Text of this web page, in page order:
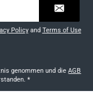
Policyand Terms of Use
genommen und dieAGB
*